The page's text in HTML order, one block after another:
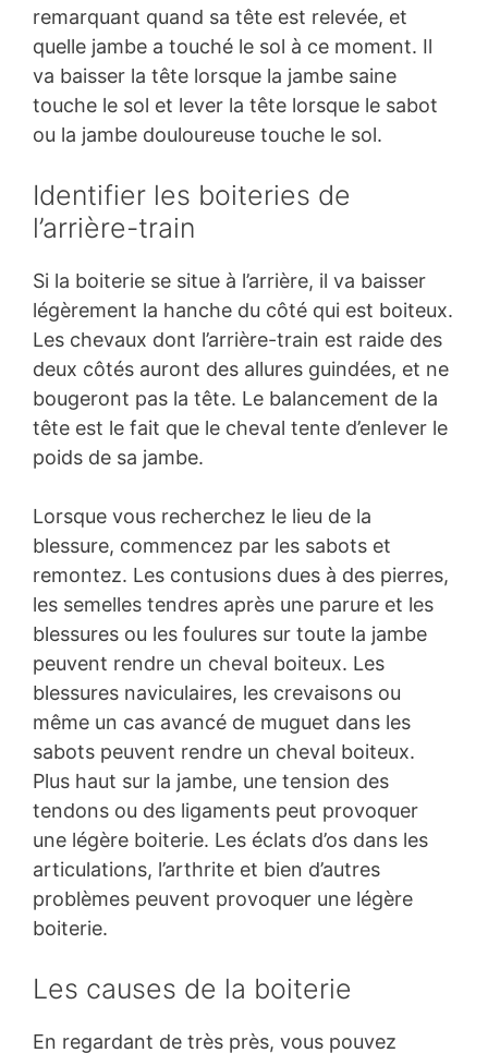
remarquant quand sa tête est relevée, et
quelle jambe a touché le sol à ce moment. Il
va baisser la tête lorsque la jambe saine
touche le sol et lever la tête lorsque le sabot
ou la jambe douloureuse touche le sol.
Identifier les boiteries de
l’arrière-train
Si la boiterie se situe à l’arrière, il va baisser
légèrement la hanche du côté qui est boiteux.
Les chevaux dont l’arrière-train est raide des
deux côtés auront des allures guindées, et ne
bougeront pas la tête. Le balancement de la
tête est le fait que le cheval tente d’enlever le
poids de sa jambe.
Lorsque vous recherchez le lieu de la
blessure, commencez par les sabots et
remontez. Les contusions dues à des pierres,
les semelles tendres après une parure et les
blessures ou les foulures sur toute la jambe
peuvent rendre un cheval boiteux. Les
blessures naviculaires, les crevaisons ou
même un cas avancé de muguet dans les
sabots peuvent rendre un cheval boiteux.
Plus haut sur la jambe, une tension des
tendons ou des ligaments peut provoquer
une légère boiterie. Les éclats d’os dans les
articulations, l’arthrite et bien d’autres
problèmes peuvent provoquer une légère
boiterie.
Les causes de la boiterie
En regardant de très près, vous pouvez